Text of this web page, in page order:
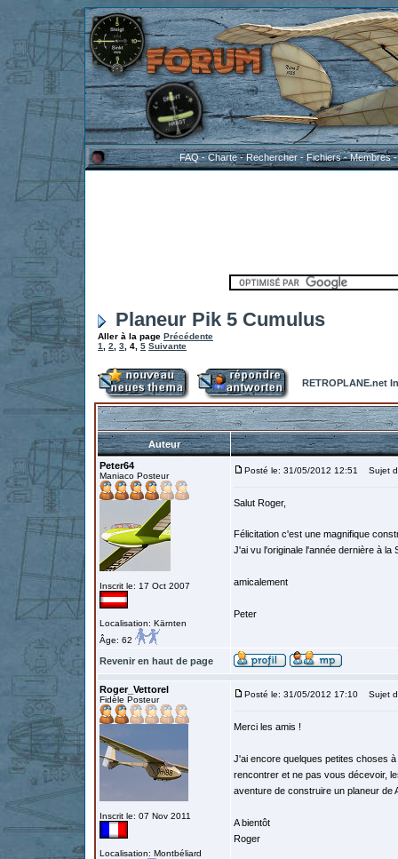
FAQ-Charte-Rechercher-Fichiers-Membres
Planeur Pik 5 Cumulus
Aller à la page Précédente
1
2 3 4 5 Suivante
RETROPLANE.net
Auteur
Peter64
Maniaco Posteur
Inscrit le: 17 Oct 2007
Localisation: Kärnten
Âge: 62
Posté le: 31/05/2012 12:51 Sujet
Salut Roger,
Félicitation c'est une magnifique
J'ai vu l'originale l'année dernière à
amicalement
Peter
Revenir en haut de page
Roger_Vettorel
Fidèle Posteur
Inscrit le: 07 Nov 2011
Localisation: Montbéliard
Posté le: 31/05/2012 17:10 Sujet
Merci les amis !
J'ai encore quelques petites choses
rencontrer et ne pas vous décevoir,
aventure de construire un planeur de
A bientôt
Roger